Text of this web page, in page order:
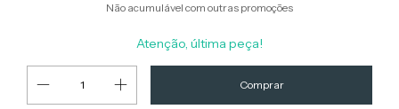
Não acumulável com outras promoções
Atenção, última peça!